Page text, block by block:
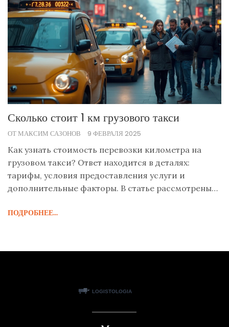
Сколько стоит 1 км грузового такси
ОТ МАКСИМ САЗОНОВ 9 ФЕВРАЛЯ 2025
Как узнать стоимость перевозки километра на
грузовом такси? Ответ находится в деталях:
тарифы, условия предоставления услуги и
дополнительные факторы. В статье рассмотрены
ценообразование, а также практичные советы для
переплаты. Читайте, чтобы сделать правильный
ПОДРОБНЕЕ...